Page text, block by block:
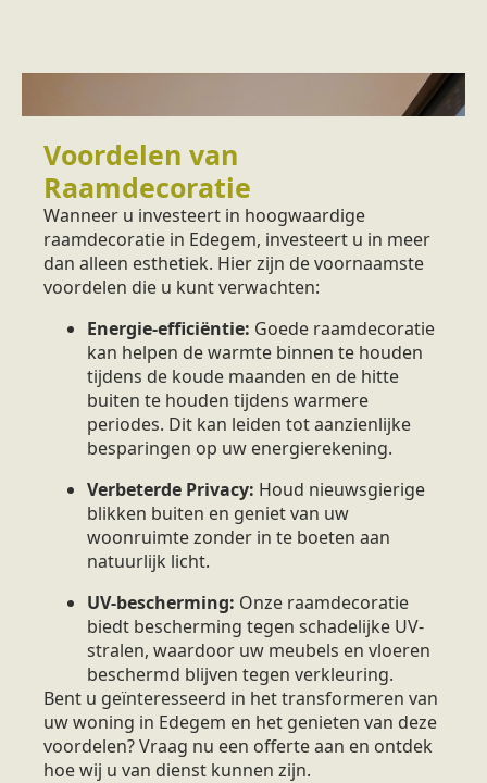
Voordelen van
Raamdecoratie
Wanneer u investeert in hoogwaardige
raamdecoratie in Edegem, investeert u in meer
dan alleen esthetiek. Hier zijn de voornaamste
voordelen die u kunt verwachten:
Energie-efficiëntie: Goede raamdecoratie
kan helpen de warmte binnen te houden
tijdens de koude maanden en de hitte
buiten te houden tijdens warmere
periodes. Dit kan leiden tot aanzienlijke
besparingen op uw energierekening.
Verbeterde Privacy: Houd nieuwsgierige
blikken buiten en geniet van uw
woonruimte zonder in te boeten aan
natuurlijk licht.
UV-bescherming: Onze raamdecoratie
biedt bescherming tegen schadelijke UV-
stralen, waardoor uw meubels en vloeren
beschermd blijven tegen verkleuring.
Bent u geïnteresseerd in het transformeren van
uw woning in Edegem en het genieten van deze
voordelen? Vraag nu een offerte aan en ontdek
hoe wij u van dienst kunnen zijn.